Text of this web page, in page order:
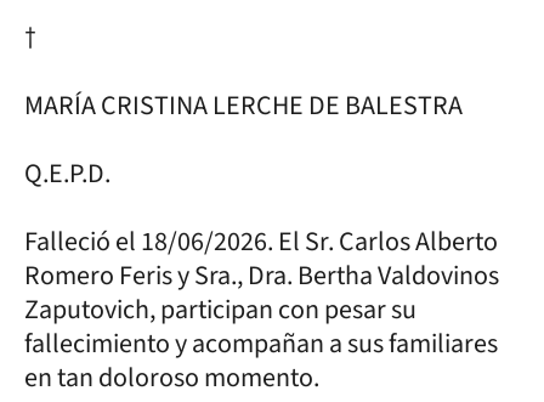
†
MARÍA CRISTINA LERCHE DE BALESTRA
Q.E.P.D.
Falleció el 18/06/2026. El Sr. Carlos Alberto
Romero Feris y Sra., Dra. Bertha Valdovinos
Zaputovich, participan con pesar su
fallecimiento y acompañan a sus familiares
en tan doloroso momento.